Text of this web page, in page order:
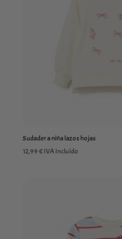
Sudadera niña lazos hojas
12,99€IVA Incluído